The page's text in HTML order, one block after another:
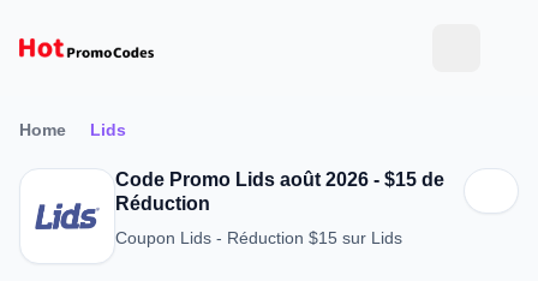
Home Lids
Code Promo Lids août 2026 - $15 de
Réduction
Coupon Lids - Réduction $15 sur Lids